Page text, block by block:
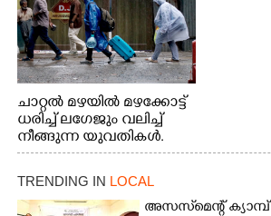
ചാറ്റൽ മഴയിൽ മഴക്കോട്ട്
ധരിച്ച് ലഗേജും വലിച്ച്
നീങ്ങുന്ന യുവതികൾ.
എറണാകുളം മേനകയിൽ
നിന്നുള്ള കാഴ്ച
TRENDING IN LOCAL
അസസ്‌മെന്റ് ക്യാമ്പ്